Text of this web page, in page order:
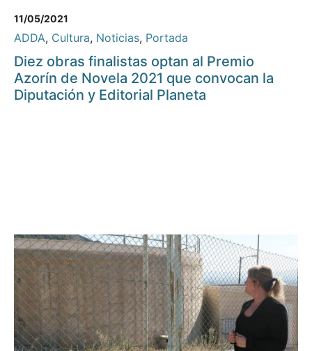
11/05/2021
ADDA, Cultura, Noticias, Portada
Diez obras finalistas optan al Premio
Azorín de Novela 2021 que convocan la
Diputación y Editorial Planeta